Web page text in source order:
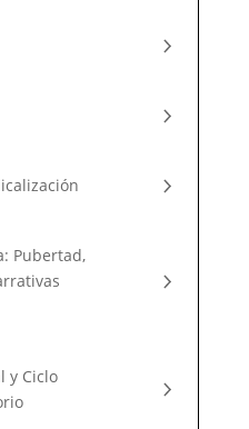
Pubertad,
y Ciclo